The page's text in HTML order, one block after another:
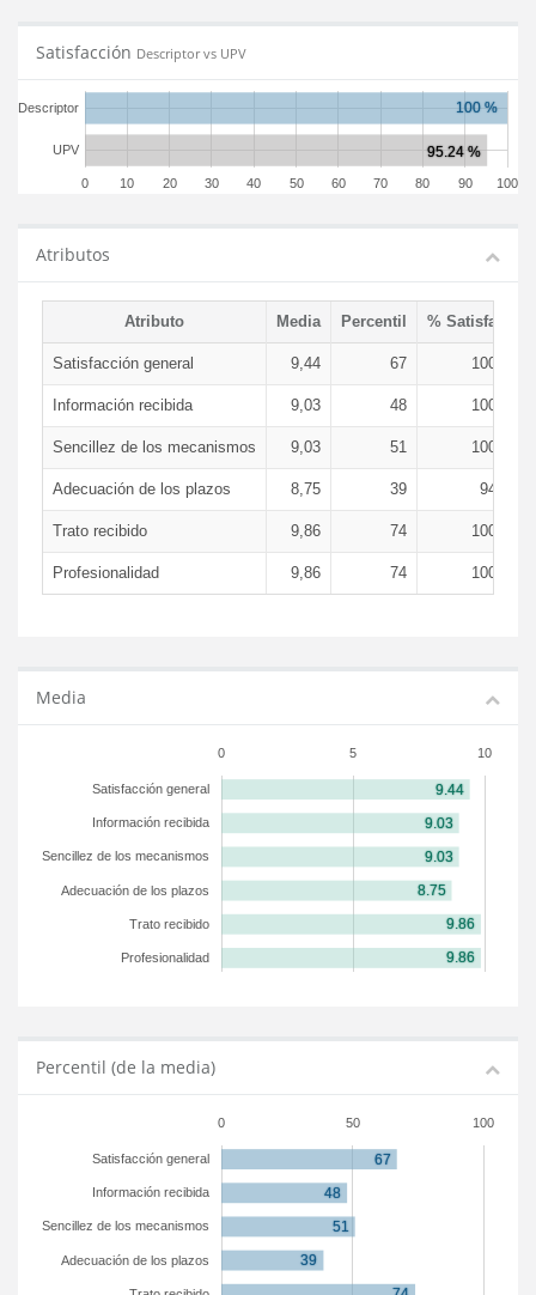
Satisfacción Descriptor vs UPV
0 10 20 30 40 50 60 70 80 90 100
UPV
Descriptor
Atributos
Atributo Media Percentil % Satisfacción
Satisfacción general 9,44 67 100,00 %
Información recibida 9,03 48 100,00 %
Sencillez de los mecanismos 9,03 51 100,00 %
Adecuación de los plazos 8,75 39 94,44 %
Trato recibido 9,86 74 100,00 %
Profesionalidad 9,86 74 100,00 %
Media
0 5 10
Satisfacción general
Información recibida
Sencillez de los mecanismos
Adecuación de los plazos
Trato recibido
Profesionalidad
Percentil (de la media)
0 50 100
Satisfacción general
Información recibida
Sencillez de los mecanismos
Adecuación de los plazos